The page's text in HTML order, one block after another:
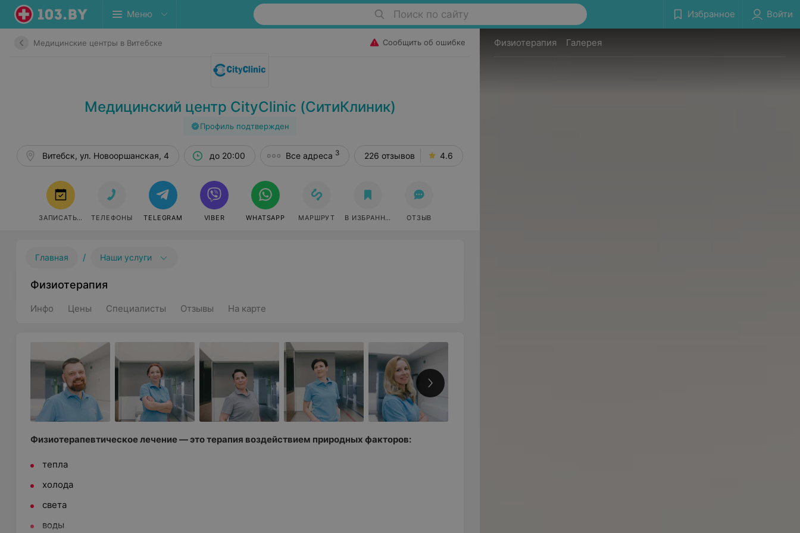
Меню Поиск по сайту Избранное Войти
Медицинские центры в Витебске Сообщить об ошибке
Медицинский центр CityClinic (СитиКлиник)
Профиль подтвержден
Витебск, ул. Новооршанская, 4 до 20:00 Все адреса 3 226 отзывов 4.6
ЗАПИСАТЬСЯ ТЕЛЕФОНЫ TELEGRAM VIBER WHATSAPP МАРШРУТ В ИЗБРАННОЕ ОТЗЫВ
Главная / Наши услуги
Физиотерапия
Инфо Цены Специалисты Отзывы На карте
Физиотерапевтическое лечение — это терапия воздействием природных факторов:
тепла
холода
света
воды
Физиотерапия Галерея